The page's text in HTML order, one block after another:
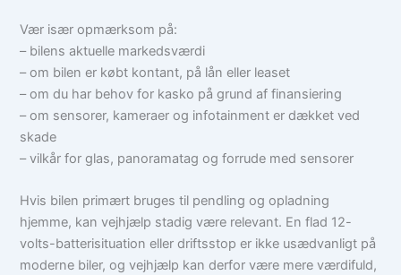
Vær især opmærksom på:
– bilens aktuelle markedsværdi
– om bilen er købt kontant, på lån eller leaset
– om du har behov for kasko på grund af finansiering
– om sensorer, kameraer og infotainment er dækket ved
skade
– vilkår for glas, panoramatag og forrude med sensorer
Hvis bilen primært bruges til pendling og opladning
hjemme, kan vejhjælp stadig være relevant. En flad 12-
volts-batterisituation eller driftsstop er ikke usædvanligt på
moderne biler, og vejhjælp kan derfor være mere værdifuld,